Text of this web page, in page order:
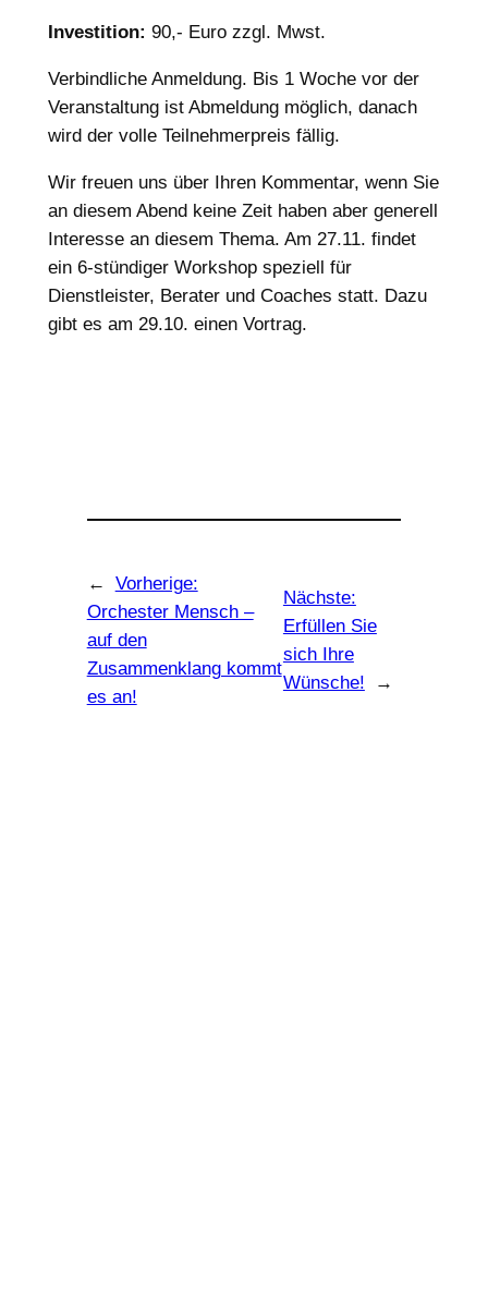
Investition: 90,- Euro zzgl. Mwst.
Verbindliche Anmeldung. Bis 1 Woche vor der
Veranstaltung ist Abmeldung möglich, danach
wird der volle Teilnehmerpreis fällig.
Wir freuen uns über Ihren Kommentar, wenn Sie
an diesem Abend keine Zeit haben aber generell
Interesse an diesem Thema. Am 27.11. findet
ein 6-stündiger Workshop speziell für
Dienstleister, Berater und Coaches statt. Dazu
gibt es am 29.10. einen Vortrag.
←
Vorherige:
Orchester Mensch –
auf den
Zusammenklang kommt
es an!
Nächste:
Erfüllen Sie
sich Ihre
Wünsche!
→